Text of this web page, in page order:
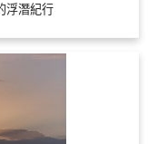
浮潛紀行